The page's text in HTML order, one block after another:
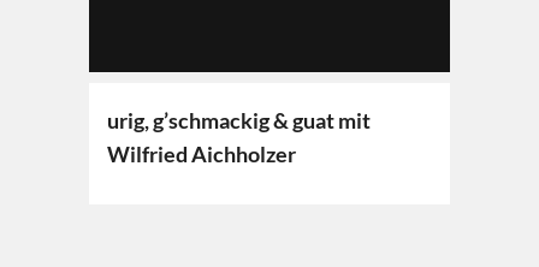
urig, g’schmackig & guat mit
Wilfried Aichholzer